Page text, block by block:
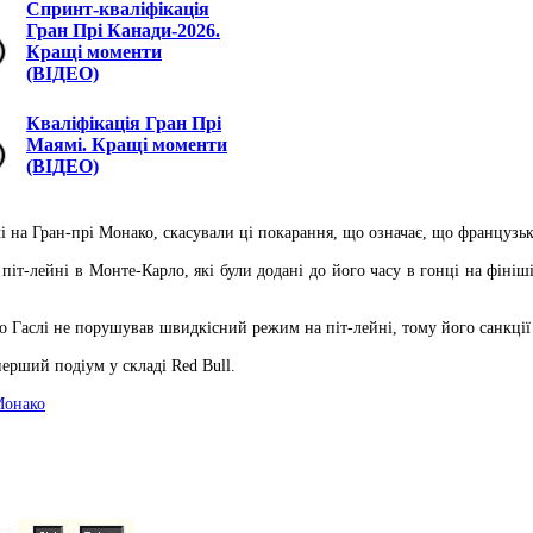
Спринт-кваліфікація
Гран Прі Канади-2026.
Кращі моменти
(ВІДЕО)
Кваліфікація Гран Прі
Маямі. Кращі моменти
(ВІДЕО)
на Гран-прі Монако, скасували ці покарання, що означає, що
лейні в Монте-Карло, які були додані до його часу в гонці на
Гаслі не порушував швидкісний режим на піт-лейні, тому його
подіум у складі Red Bull.